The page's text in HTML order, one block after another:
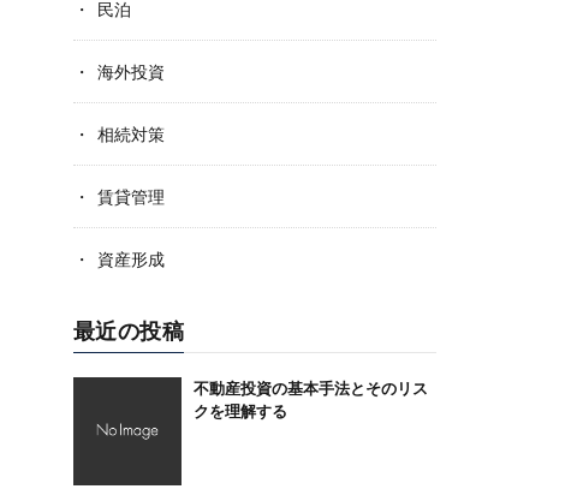
民泊
海外投資
相続対策
賃貸管理
資産形成
最近の投稿
不動産投資の基本手法とそのリス
クを理解する